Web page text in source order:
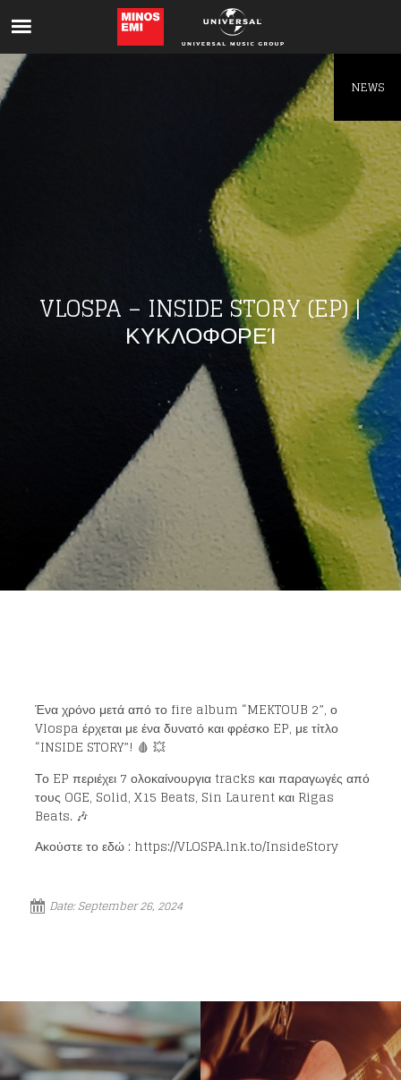
VLOSPA – INSIDE STORY (EP) |
ΚΥΚΛΟΦΟΡΕΊ
Ένα χρόνο μετά από το fire album “MEKTOUB 2”, ο
Vlospa έρχεται με ένα δυνατό και φρέσκο EP, με τίτλο
“INSIDE STORY”! 🩸 💥
Το EP περιέχει 7 ολοκαίνουργια tracks και παραγωγές από
τους OGE, Solid, X15 Beats, Sin Laurent και Rigas
Beats. 🎶
Ακούστε το εδώ : https://VLOSPA.lnk.to/InsideStory
Date:September 26, 2024
NEWS
Like being first?
Get news from your favorite artists before
everyone else.
Loading your form, please wait...